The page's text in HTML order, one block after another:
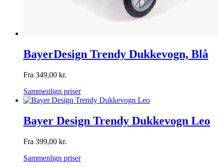
BayerDesign Trendy Dukkevogn, Blå
Fra 349,00 kr.
Sammenlign priser
Bayer Design Trendy Dukkevogn Leo
Fra 399,00 kr.
Sammenlign priser